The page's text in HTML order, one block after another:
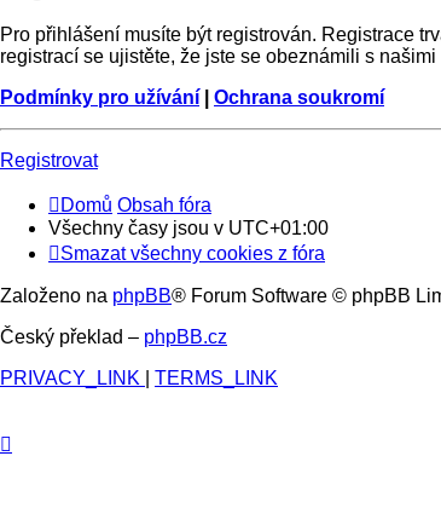
Pro přihlášení musíte být registrován. Registrace
registrací se ujistěte, že jste se obeznámili s
Podmínky pro užívání
Ochrana soukromí
Registrovat
Domů Obsah fóra
Všechny časy jsou v UTC+01:00
Smazat všechny cookies z fóra
Založeno na phpBB® Forum Software © phpBB
Český překlad – phpBB.cz
PRIVACY_LINK
TERMS_LINK